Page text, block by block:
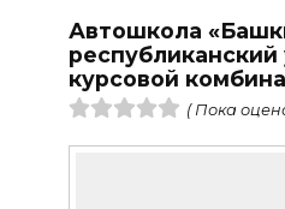
Автошкола
республиканский
курсовой
( Пока